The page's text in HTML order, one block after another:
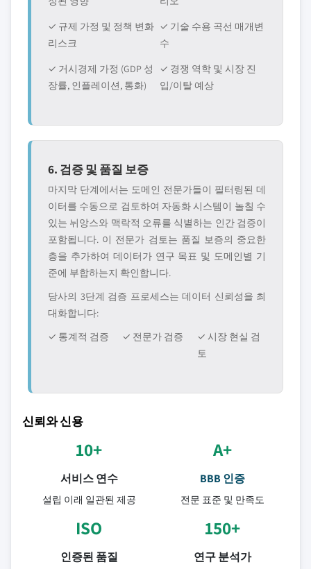
✓ 규제 가정 및 정책 변화
리스크
✓ 기술 수용 곡선 매개변
수
✓ 거시경제 가정 (GDP 성
장률, 인플레이션, 통화)
✓ 경쟁 역학 및 시장 진
입/이탈 예상
6. 검증 및 품질 보증
마지막 단계에서는 도메인 전문가들이 필터링된 데
이터를 수동으로 검토하여 자동화 시스템이 놀칠 수
있는 뉘앙스와 맥락적 오류를 식별하는 인간 검증이
포함됩니다. 이 전문가 검토는 품질 보증의 중요한
층을 추가하여 데이터가 연구 목표 및 도메인별 기
준에 부합하는지 확인합니다.
당사의 3단계 검증 프로세스는 데이터 신뢰성을 최
대화합니다:
✓ 통계적 검증
✓ 전문가 검증
✓ 시장 현실 검
토
신뢰와 신용
10+
서비스 연수
설립 이래 일관된 제공
A+
BBB 인증
전문 표준 및 만족도
ISO
인증된 품질
150+
연구 분석가